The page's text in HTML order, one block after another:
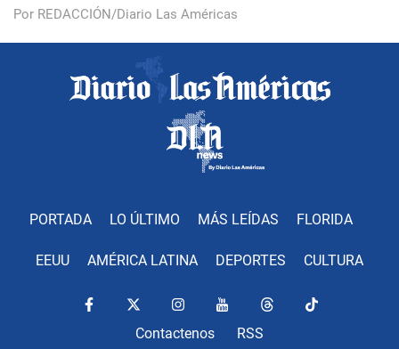
Por REDACCIÓN/Diario Las Américas
PORTADA LO ÚLTIMO MÁS LEÍDAS FLORIDA
EEUU AMÉRICA LATINA DEPORTES CULTURA
Contactenos RSS